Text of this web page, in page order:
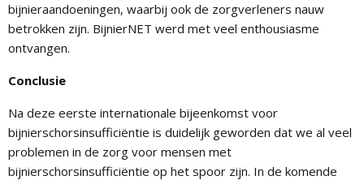
bijnieraandoeningen, waarbij ook de zorgverleners nauw
betrokken zijn. BijnierNET werd met veel enthousiasme
ontvangen.
Conclusie
Na deze eerste internationale bijeenkomst voor
bijnierschorsinsufficiëntie is duidelijk geworden dat we al veel
problemen in de zorg voor mensen met
bijnierschorsinsufficiëntie op het spoor zijn. In de komende